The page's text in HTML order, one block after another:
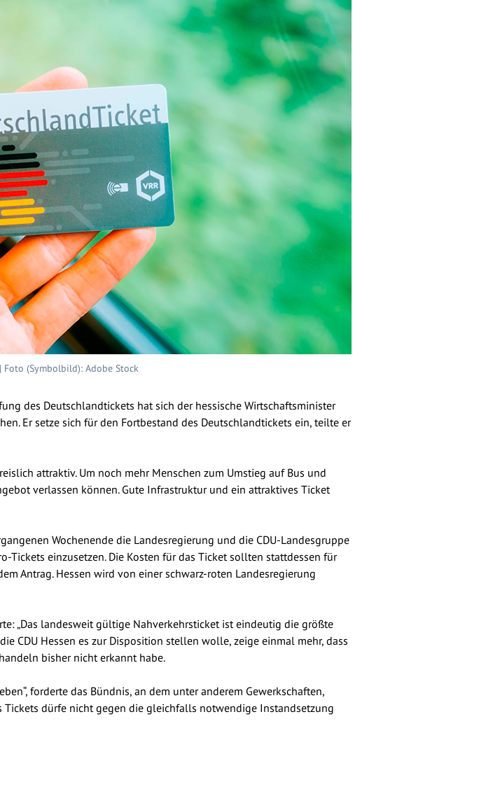
| Foto (Symbolbild): Adobe Stock
des Deutschlandtickets hat sich der hessische Wirtschaftsminister
Er setze sich für den Fortbestand des Deutschlandtickets ein, teilte er
attraktiv. Um noch mehr Menschen zum Umstieg auf Bus und
verlassen können. Gute Infrastruktur und ein attraktives Ticket
Wochenende die Landesregierung und die CDU-Landesgruppe
Tickets einzusetzen. Die Kosten für das Ticket sollten stattdessen für
Antrag. Hessen wird von einer schwarz-roten Landesregierung
„Das landesweit gültige Nahverkehrsticket ist eindeutig die größte
CDU Hessen es zur Disposition stellen wolle, zeige einmal mehr, dass
bisher nicht erkannt habe.
forderte das Bündnis, an dem unter anderem Gewerkschaften,
dürfe nicht gegen die gleichfalls notwendige Instandsetzung